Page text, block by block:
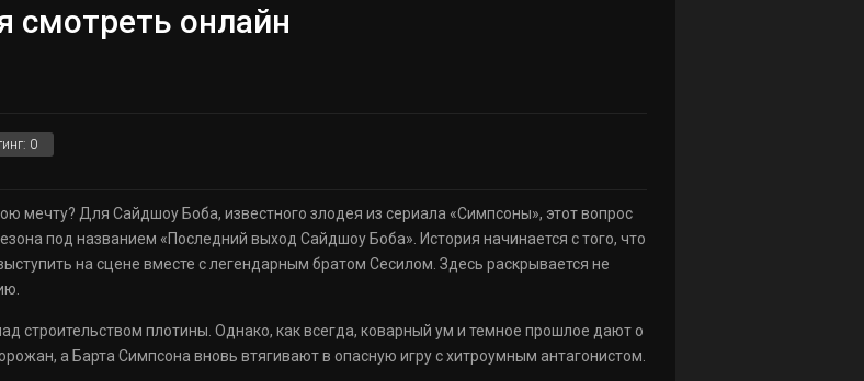
смотреть онлайн
0
мечту? Для Сайдшоу Боба, известного злодея из сериала «Симпсоны», этот вопрос
под названием «Последний выход Сайдшоу Боба». История начинается с того, что
на сцене вместе с легендарным братом Сесилом. Здесь раскрывается не
строительством плотины. Однако, как всегда, коварный ум и темное прошлое дают о
а Барта Симпсона вновь втягивают в опасную игру с хитроумным антагонистом.